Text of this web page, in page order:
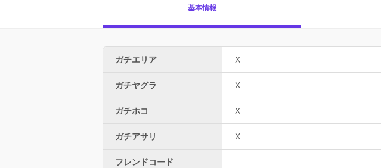
基本情報
ガチエリア X
ガチヤグラ X
ガチホコ X
ガチアサリ X
フレンドコード